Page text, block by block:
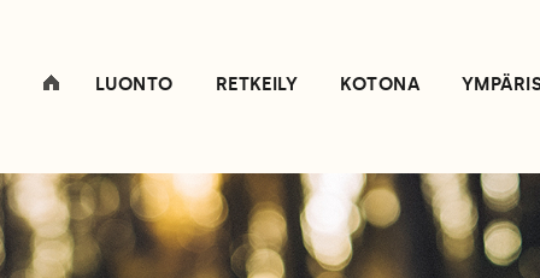
LUONTO RETKEILY KOTONA